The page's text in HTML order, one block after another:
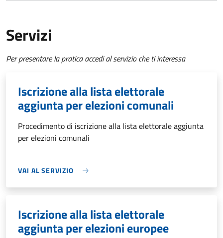
Servizi
Per presentare la pratica accedi al servizio che ti interessa
Iscrizione alla lista elettorale
aggiunta per elezioni comunali
Procedimento di iscrizione alla lista elettorale aggiunta
per elezioni comunali
VAI AL SERVIZIO
Iscrizione alla lista elettorale
aggiunta per elezioni europee